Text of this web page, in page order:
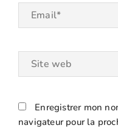
Email*
Site
Enregistrer mon
navigateur pour la